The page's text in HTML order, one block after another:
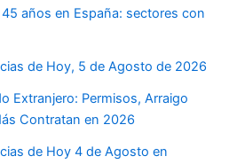
años en España: sectores con
de Hoy, 5 de Agosto de 2026
Extranjero: Permisos, Arraigo
Contratan en 2026
de Hoy 4 de Agosto en